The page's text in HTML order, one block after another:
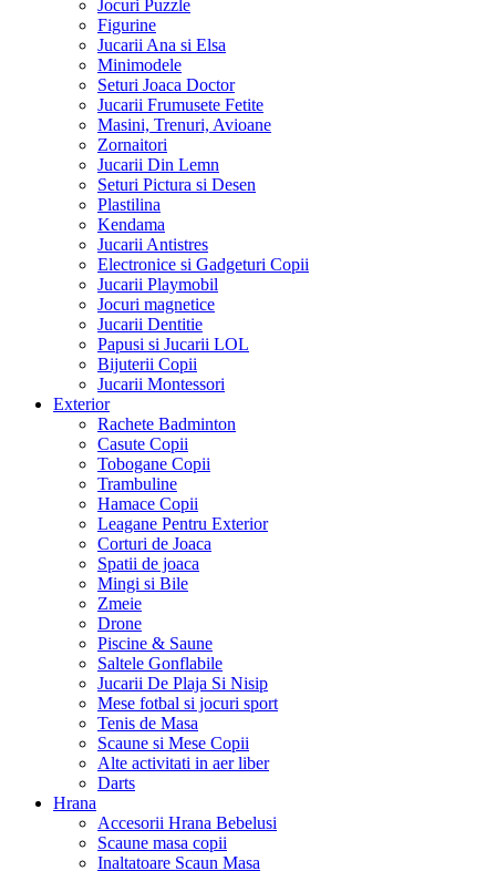
Jocuri Puzzle
Figurine
Jucarii Ana si Elsa
Minimodele
Seturi Joaca Doctor
Jucarii Frumusete Fetite
Masini, Trenuri, Avioane
Zornaitori
Jucarii Din Lemn
Seturi Pictura si Desen
Plastilina
Kendama
Jucarii Antistres
Electronice si Gadgeturi Copii
Jucarii Playmobil
Jocuri magnetice
Jucarii Dentitie
Papusi si Jucarii LOL
Bijuterii Copii
Jucarii Montessori
Exterior
Rachete Badminton
Casute Copii
Tobogane Copii
Trambuline
Hamace Copii
Leagane Pentru Exterior
Corturi de Joaca
Spatii de joaca
Mingi si Bile
Zmeie
Drone
Piscine & Saune
Saltele Gonflabile
Jucarii De Plaja Si Nisip
Mese fotbal si jocuri sport
Tenis de Masa
Scaune si Mese Copii
Alte activitati in aer liber
Darts
Hrana
Accesorii Hrana Bebelusi
Scaune masa copii
Inaltatoare Scaun Masa